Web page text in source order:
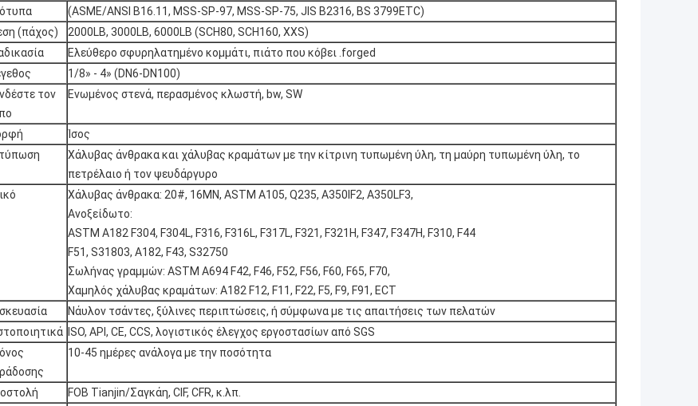
(ASME/ANSI B16.11, MSS-SP-97, MSS-SP-75, JIS B2316, BS 3799ETC)
(πάχος)
2000LB, 3000LB, 6000LB (SCH80, SCH160, XXS)
Ελεύθερο σφυρηλατημένο κομμάτι, πιάτο που κόβει .forged
1/8» - 4» (DN6-DN100)
τον
Ενωμένος στενά, περασμένος κλωστή, bw, SW
Ίσος
Χάλυβας άνθρακα και χάλυβας κραμάτων με την κίτρινη τυπωμένη ύλη, τη μαύρη τυπωμένη ύλη, το
πετρέλαιο ή τον ψευδάργυρο
Χάλυβας άνθρακα: 20#, 16MN, ASTM A105, Q235, A350IF2, A350LF3,
Ανοξείδωτο:
ASTM A182 F304, F304L, F316, F316L, F317L, F321, F321H, F347, F347H, F310, F44
F51, S31803, A182, F43, S32750
Σωλήνας γραμμών: ASTM A694 F42, F46, F52, F56, F60, F65, F70,
Χαμηλός χάλυβας κραμάτων: A182 F12, F11, F22, F5, F9, F91, ECT
Νάυλον τσάντες, ξύλινες περιπτώσεις, ή σύμφωνα με τις απαιτήσεις των πελατών
ISO, API, CE, CCS, λογιστικός έλεγχος εργοστασίων από SGS
10-45 ημέρες ανάλογα με την ποσότητα
FOB Tianjin/Σαγκάη, CIF, CFR, κ.λπ.